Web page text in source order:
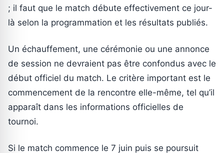
; il faut que le match débute effectivement ce jour-
là selon la programmation et les résultats publiés.
Un échauffement, une cérémonie ou une annonce
de session ne devraient pas être confondus avec le
début officiel du match. Le critère important est le
commencement de la rencontre elle-même, tel qu’il
apparaît dans les informations officielles de
tournoi.
Si le match commence le 7 juin puis se poursuit